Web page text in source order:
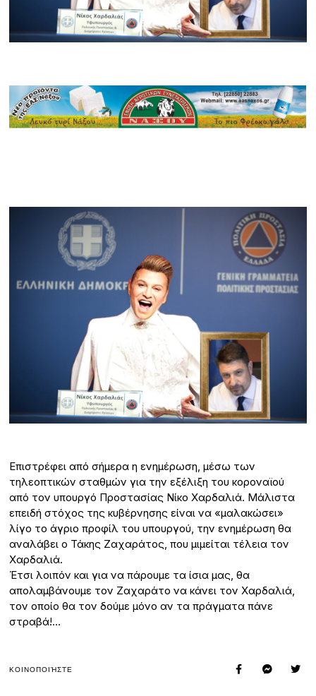
Επιστρέφει από σήμερα η ενημέρωση, μέσω των
τηλεοπτικών σταθμών για την εξέλιξη του κοροναϊού
από τον υπουργό Προστασίας Νίκο Χαρδαλιά. Μάλιστα
επειδή στόχος της κυβέρνησης είναι να «μαλακώσει»
λίγο το άγριο προφίλ του υπουργού, την ενημέρωση θα
αναλάβει ο Τάκης Ζαχαράτος, που μιμείται τέλεια τον
Χαρδαλιά.
Έτσι λοιπόν και για να πάρουμε τα ίσια μας, θα
απολαμβάνουμε τον Ζαχαράτο να κάνει τον Χαρδαλιά,
τον οποίο θα τον δούμε μόνο αν τα πράγματα πάνε
στραβά!…
ΚΟΙΝΟΠΟΙΉΣΤΕ